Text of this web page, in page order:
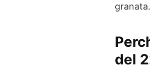
granata.
del